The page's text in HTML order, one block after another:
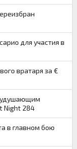
для участия в
вратаря за €
удушающим
Night 284
в главном бою